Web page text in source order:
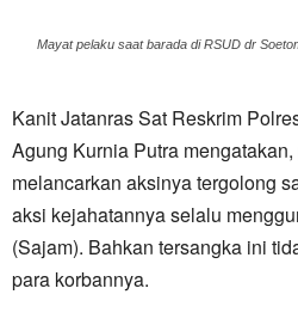
Mayat pelaku saat barada di RSUD dr
Kanit Jatanras Sat Reskrim
Agung Kurnia Putra
melancarkan aksinya tergolong
aksi kejahatannya selalu
(Sajam). Bahkan tersangka ini
para korbannya.